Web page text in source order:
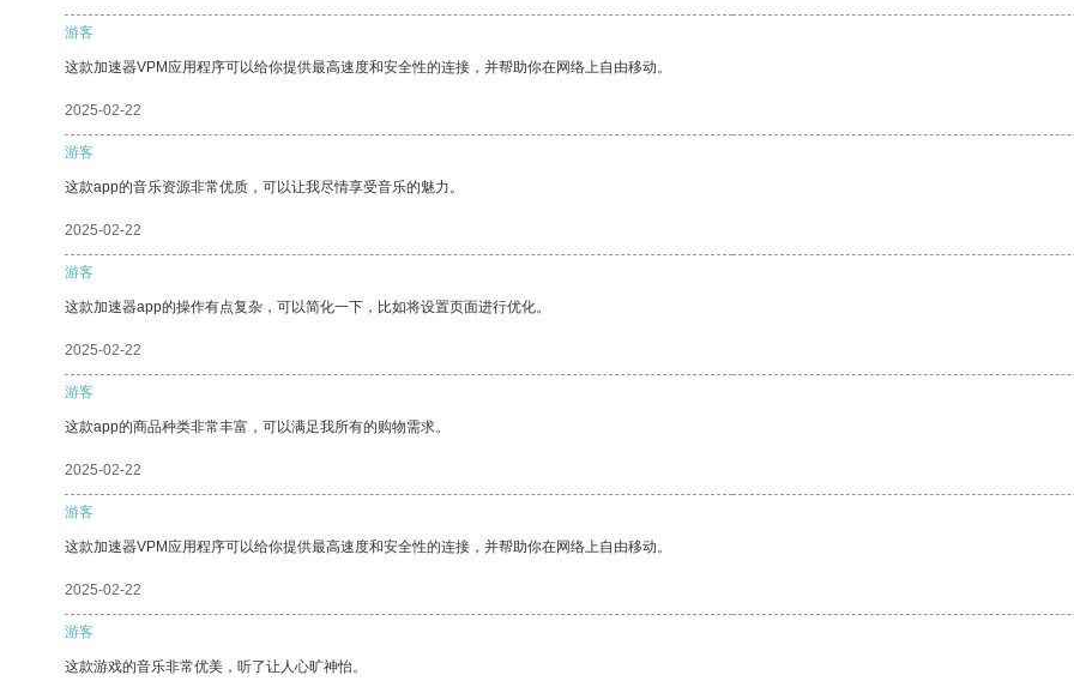
游客
这款加速器VPM应用程序可以给你提供最高速度和安全性的连接，并帮助你在网络上自由移动。
2025-02-22
游客
这款app的音乐资源非常优质，可以让我尽情享受音乐的魅力。
2025-02-22
游客
这款加速器app的操作有点复杂，可以简化一下，比如将设置页面进行优化。
2025-02-22
游客
这款app的商品种类非常丰富，可以满足我所有的购物需求。
2025-02-22
游客
这款加速器VPM应用程序可以给你提供最高速度和安全性的连接，并帮助你在网络上自由移动。
2025-02-22
游客
这款游戏的音乐非常优美，听了让人心旷神怡。